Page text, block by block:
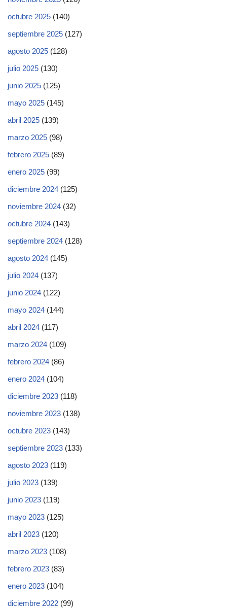
octubre 2025 (140)
septiembre 2025 (127)
agosto 2025 (128)
julio 2025 (130)
junio 2025 (125)
mayo 2025 (145)
abril 2025 (139)
marzo 2025 (98)
febrero 2025 (89)
enero 2025 (99)
diciembre 2024 (125)
noviembre 2024 (32)
octubre 2024 (143)
septiembre 2024 (128)
agosto 2024 (145)
julio 2024 (137)
junio 2024 (122)
mayo 2024 (144)
abril 2024 (117)
marzo 2024 (109)
febrero 2024 (86)
enero 2024 (104)
diciembre 2023 (118)
noviembre 2023 (138)
octubre 2023 (143)
septiembre 2023 (133)
agosto 2023 (119)
julio 2023 (139)
junio 2023 (119)
mayo 2023 (125)
abril 2023 (120)
marzo 2023 (108)
febrero 2023 (83)
enero 2023 (104)
diciembre 2022 (99)